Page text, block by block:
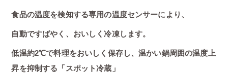
食品の温度を検知する専用の温度センサーにより、
自動ですばやく、おいしく冷凍します。
低温約2℃で料理をおいしく保存し、温かい鍋周囲の温度上
昇を抑制する「スポット冷蔵」